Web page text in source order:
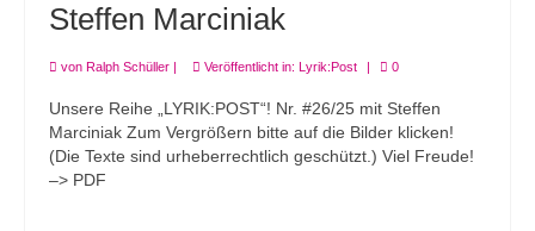
Steffen Marciniak
von Ralph Schüller | Veröffentlicht in: Lyrik:Post | 0
Unsere Reihe „LYRIK:POST“! Nr. #26/25 mit Steffen
Marciniak Zum Vergrößern bitte auf die Bilder klicken!
(Die Texte sind urheberrechtlich geschützt.) Viel Freude!
–> PDF